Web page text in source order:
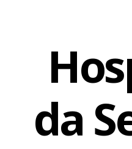
da